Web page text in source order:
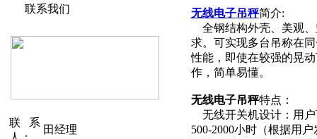
联系我们
联系
田经理
无线电子吊秤简介:
全钢结构外壳、美观、
求。可实现多台吊称在
性能，即使在较强的晃
作，简单易懂。
无线电子吊秤特点：
无线开关机设计：用户
500-2000小时（根据用